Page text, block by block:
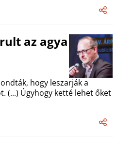
az agya
hogy leszarják a
(...) Úgyhogy ketté lehet őket